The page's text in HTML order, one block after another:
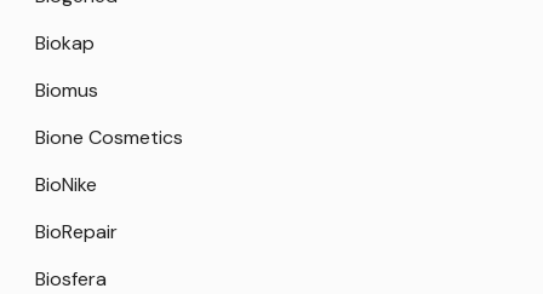
Biokap
Biomus
Bione Cosmetics
BioNike
BioRepair
Biosfera